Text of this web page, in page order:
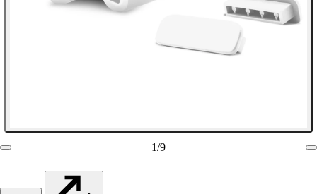
1/9